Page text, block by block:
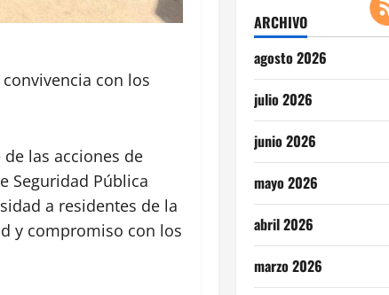
con los
las acciones de
Seguridad Pública
a residentes de la
y compromiso con los
ARCHIVO
agosto 2026
julio 2026
junio 2026
mayo 2026
abril 2026
marzo 2026